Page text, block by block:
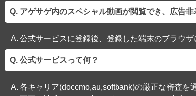
アゲサゲ内のスペシャル動画が閲覧でき、広告
公式サービスに登録後、登録した端末のブラウ
公式サービスって何？
各キャリア(docomo,au,softbank)の厳正な審査を